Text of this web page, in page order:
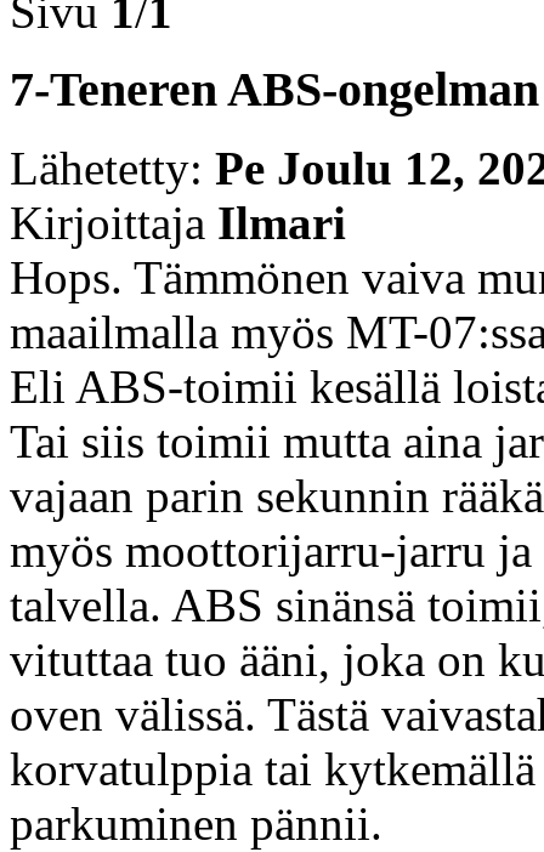
Sivu 1/1
7-Teneren ABS-
Lähetetty: Pe Joulu 12,
Kirjoittaja Ilmari
Hops. Tämmönen vaiva
maailmalla myös MT-
Eli ABS-toimii kesällä
Tai siis toimii mutta aina
vajaan parin sekunnin
myös moottorijarru-jarru
talvella. ABS sinänsä
vituttaa tuo ääni, joka on
oven välissä. Tästä
korvatulppia tai
parkuminen pännii.